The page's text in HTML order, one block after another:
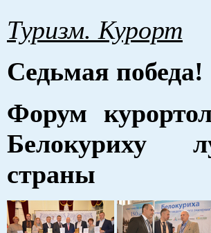
Туризм. Курорт
Седьмая победа!
Форум
Белокуриху
страны